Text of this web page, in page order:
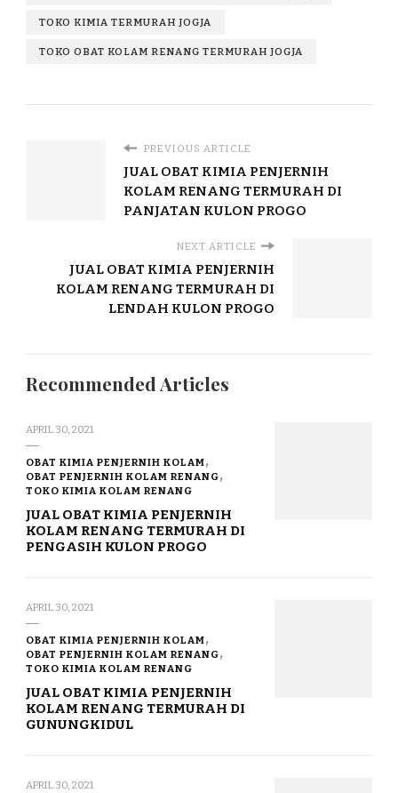
TOKO KIMIA TERMURAH JOGJA
TOKO OBAT KOLAM RENANG TERMURAH JOGJA
PREVIOUS ARTICLE
JUAL OBAT KIMIA PENJERNIH
KOLAM RENANG TERMURAH DI
PANJATAN KULON PROGO
NEXT ARTICLE
JUAL OBAT KIMIA PENJERNIH
KOLAM RENANG TERMURAH DI
LENDAH KULON PROGO
Recommended Articles
APRIL 30, 2021
OBAT KIMIA PENJERNIH KOLAM
OBAT PENJERNIH KOLAM RENANG
TOKO KIMIA KOLAM RENANG
JUAL OBAT KIMIA PENJERNIH
KOLAM RENANG TERMURAH DI
PENGASIH KULON PROGO
APRIL 30, 2021
OBAT KIMIA PENJERNIH KOLAM
OBAT PENJERNIH KOLAM RENANG
TOKO KIMIA KOLAM RENANG
JUAL OBAT KIMIA PENJERNIH
KOLAM RENANG TERMURAH DI
GUNUNGKIDUL
APRIL 30, 2021